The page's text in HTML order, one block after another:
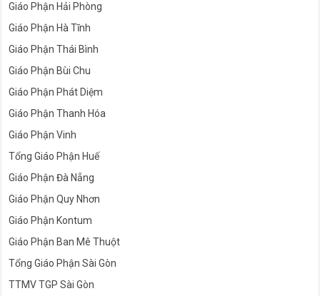
Giáo Phận Hải Phòng
Giáo Phận Hà Tĩnh
Giáo Phận Thái Bình
Giáo Phận Bùi Chu
Giáo Phận Phát Diệm
Giáo Phận Thanh Hóa
Giáo Phận Vinh
Tổng Giáo Phận Huế
Giáo Phận Đà Nẵng
Giáo Phận Quy Nhơn
Giáo Phận Kontum
Giáo Phận Ban Mê Thuột
Tổng Giáo Phận Sài Gòn
TTMV TGP Sài Gòn